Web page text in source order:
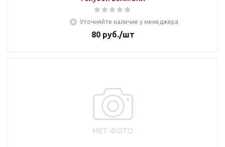
Уточняйте наличие у менеджера
80руб./шт